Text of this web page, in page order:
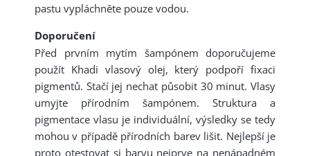
pastu vypláchněte pouze vodou.
Doporučení
Před prvním mytím šampónem doporučujeme
použít Khadi vlasový olej, který podpoří fixaci
pigmentů. Stačí jej nechat působit 30 minut. Vlasy
umyjte přírodním šampónem. Struktura a
pigmentace vlasu je individuální, výsledky se tedy
mohou v případě přírodních barev lišit. Nejlepší je
proto otestovat si barvu nejprve na nenápadném